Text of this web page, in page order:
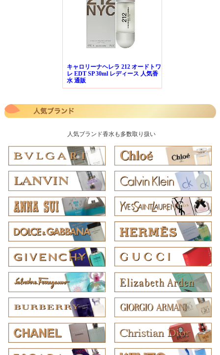
キャロリーナヘレラ 212 オードトワ
レ EDT SP 30ml レディース 人気香
水 通販
人気ブランド香水も多数取り扱い